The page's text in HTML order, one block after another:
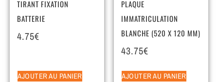
TIRANT FIXATION
BATTERIE
4.75€
AJOUTER AU PANIER
PLAQUE
IMMATRICULATION
BLANCHE (520 X 120 MM)
43.75€
AJOUTER AU PANIER